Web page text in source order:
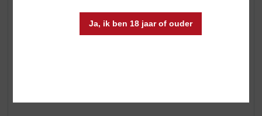
Ja, ik ben 18 jaar of ouder
af: zo komen kleur en de voorlopers
van de aroma’s vrij. Dan wordt de
temperatuur verhoogd tot de vergisting